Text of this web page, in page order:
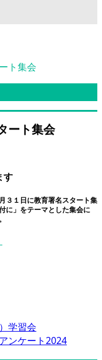
ト集会
ート集会
す
３１日に教育署名スタート集
に」をテーマとした集会に
学習会
ンケート2024